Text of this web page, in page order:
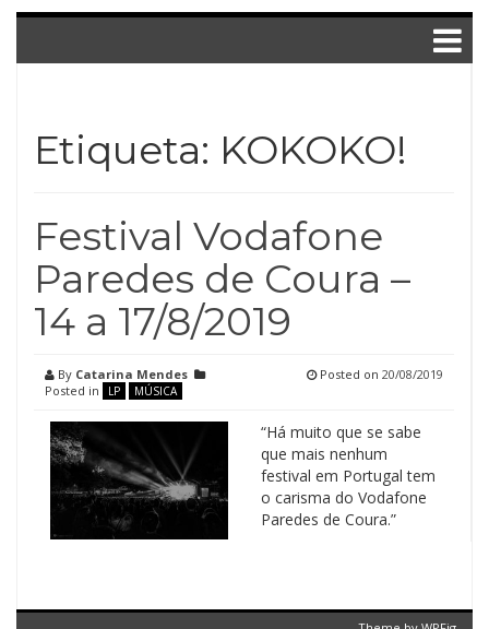
Etiqueta: KOKOKO!
Festival Vodafone
Paredes de Coura –
14 a 17/8/2019
By Catarina Mendes
Posted in
LP MÚSICA
Posted on 20/08/2019
“Há muito que se sabe
que mais nenhum
festival em Portugal tem
o carisma do Vodafone
Paredes de Coura.”